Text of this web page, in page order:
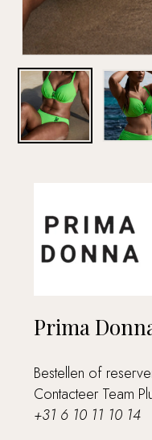
Prima
Bestellen of
Contacteer Team
+31 6 10 11 10 14